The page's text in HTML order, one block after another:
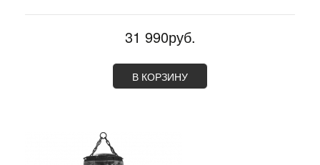
31 990руб.
В КОРЗИНУ